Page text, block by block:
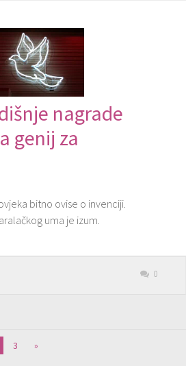
nagrade
genij za
bitno ovise o invenciji.
uma je izum.
0
3 »